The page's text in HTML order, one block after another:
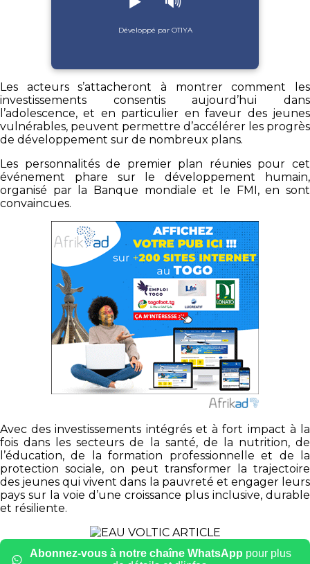
Développé par OTIYA
Les acteurs s’attacheront à montrer comment les
investissements consentis aujourd’hui dans
l’adolescence, et en particulier en faveur des jeunes
vulnérables, peuvent permettre d’accélérer les progrès
de développement sur de nombreux plans.
Les personnalités de premier plan réunies pour cet
événement phare sur le développement humain,
organisé par la Banque mondiale et le FMI, en sont
convaincues.
Avec des investissements intégrés et à fort impact à la
fois dans les secteurs de la santé, de la nutrition, de
l’éducation, de la formation professionnelle et de la
protection sociale, on peut transformer la trajectoire
des jeunes qui vivent dans la pauvreté et engager leurs
pays sur la voie d’une croissance plus inclusive, durable
et résiliente.
Abonnez-vous à notre chaîne WhatsApp pour plus